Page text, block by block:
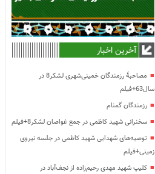
آخرین اخبار
مصاحبۀ رزمندگان خمینی‌شهری لشکر8 در
سال63+فیلم
رزمندگان گمنام
سخنرانی شهید کاظمی در جمع غواصان لشکر8+فیلم
توصیه‌های شهدایی شهید کاظمی در جلسه نیروی
زمینی+فیلم
کلیپ شهید مهدی رحیم‌زاده از نجف‌آباد در